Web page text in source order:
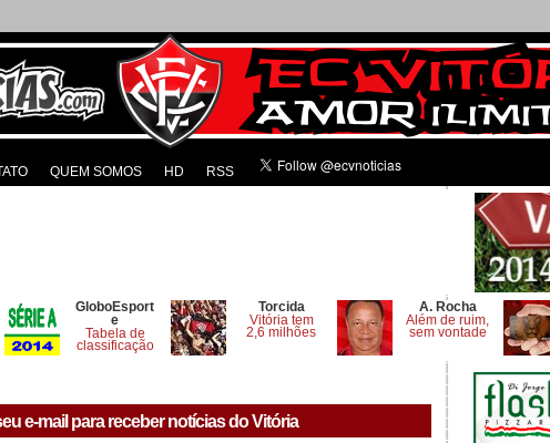
QUEM SOMOS HD RSS
GloboEsport
e
Tabela de
classificação
Torcida
Vitória tem
2,6 milhões
A. Rocha
Além de ruim,
sem vontade
e-mail para receber notícias do Vitória